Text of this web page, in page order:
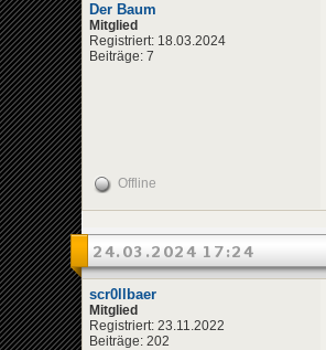
Der Baum
Mitglied
Registriert: 18.03.2024
Beiträge: 7
Offline
24.03.2024 17:24
scr0llbaer
Mitglied
Registriert: 23.11.2022
Beiträge: 202